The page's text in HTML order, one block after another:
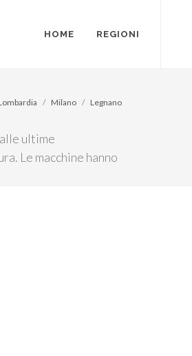
HOME REGIONI
ultime
Le macchine hanno
Milano Legnano